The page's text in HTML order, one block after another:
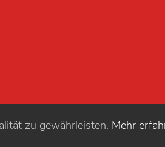
zu gewährleisten. Mehr